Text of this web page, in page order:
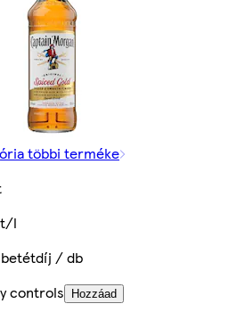
többi terméke
l
betétdíj / db
controls
Hozzáad